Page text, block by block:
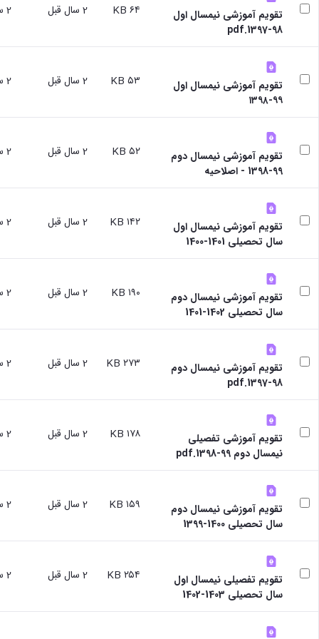
با ما
آدرس
و
علوم
نفت
علوم
انسانی
دانشکده
هنر
معماری
دانشکده
دامپزشکی
دانشکده
علوم
پایه
دانشکده
علوم
اقتصادی
و
اجتماعی
دانشکده
علوم
دانشکده
های
اقماری
منابع
طبیعی
تویسرکان
فنی
و
مهندسی
کبودرآهنگ
مدیریت
و
حسابداری
رزن
صنایع
غذایی
نهاوند
غیر
فارسی
زبانان
آموزش
های
آزاد،
کاربردی
و
الکترونیکی
تقویم آموزشی نیمسال اول
98-1397.pdf
۶۴ KB 2 سال قبل 2 سال قبل
تقویم آموزشی نیمسال اول
۹۹-۱۳۹۸
۵۳ KB 2 سال قبل 2 سال قبل
تقویم آموزشی نیمسال دوم
99-1398 - اصلاحیه
۵۲ KB 2 سال قبل 2 سال قبل
تقویم آموزشی نیمسال اول
سال تحصیلی 1401-1400
۱۴۲ KB 2 سال قبل 2 سال قبل
تقویم آموزشی نیمسال دوم
سال تحصیلی 1402-1401
۱۹۰ KB 2 سال قبل 2 سال قبل
تقویم آموزشی نیمسال دوم
98-1397.pdf
۲۷۳ KB 2 سال قبل 2 سال قبل
تقویم آموزشی تفصیلی
نیمسال دوم 99-1398.pdf
۱۷۸ KB 2 سال قبل 2 سال قبل
تقویم آموزشی نیمسال دوم
سال تحصیلی 1400-1399
۱۵۹ KB 2 سال قبل 2 سال قبل
تقویم تفصیلی نیمسال اول
سال تحصیلی 1403-1402
۲۵۴ KB 2 سال قبل 2 سال قبل